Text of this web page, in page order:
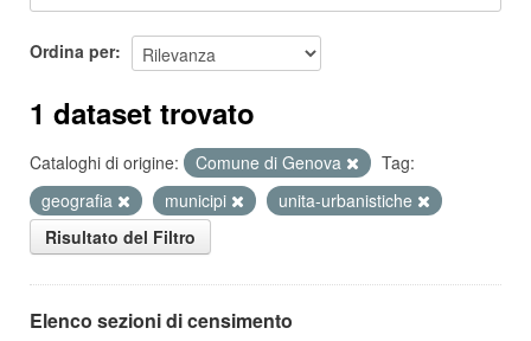
Ordina per
1 dataset trovato
Cataloghi di origine: Comune di Genova
Tag:
geografia
municipi
unita-urbanistiche
Risultato del Filtro
Elenco sezioni di censimento